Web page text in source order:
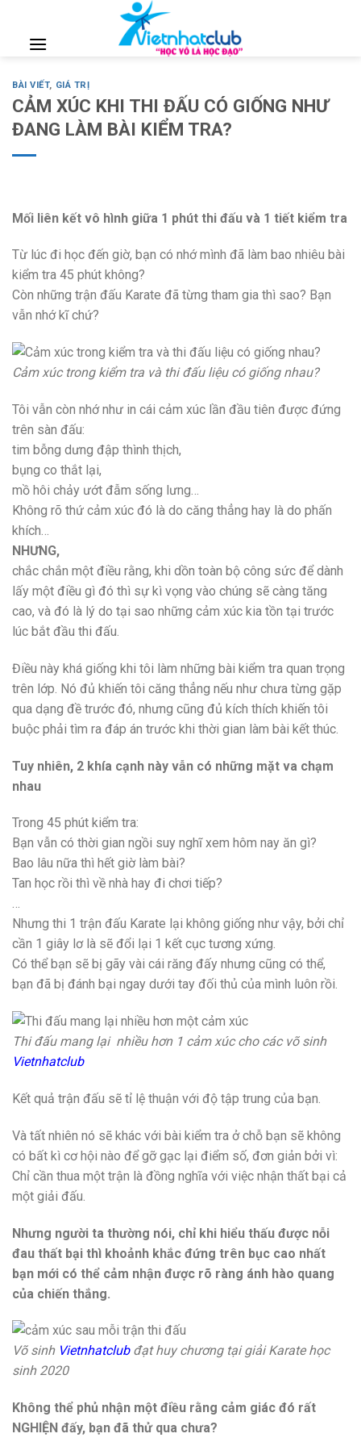
content
BÀI VIẾT, GIÁ TRỊ
CẢM XÚC KHI THI ĐẤU CÓ GIỐNG NHƯ
ĐANG LÀM BÀI KIỂM TRA?
Mối liên kết vô hình giữa 1 phút thi đấu và 1 tiết kiểm tra
Từ lúc đi học đến giờ, bạn có nhớ mình đã làm bao nhiêu bài
kiểm tra 45 phút không?
Còn những trận đấu Karate đã từng tham gia thì sao? Bạn
vẫn nhớ kĩ chứ?
Cảm xúc trong kiểm tra và thi đấu liệu có giống nhau?
Tôi vẫn còn nhớ như in cái cảm xúc lần đầu tiên được đứng
trên sàn đấu:
tim bỗng dưng đập thình thịch,
bụng co thắt lại,
mồ hôi chảy ướt đẫm sống lưng…
Không rõ thứ cảm xúc đó là do căng thẳng hay là do phấn
khích…
NHƯNG,
chắc chắn một điều rằng, khi dồn toàn bộ công sức để dành
lấy một điều gì đó thì sự kì vọng vào chúng sẽ càng tăng
cao, và đó là lý do tại sao những cảm xúc kia tồn tại trước
lúc bắt đầu thi đấu.
Điều này khá giống khi tôi làm những bài kiểm tra quan trọng
trên lớp. Nó đủ khiến tôi căng thẳng nếu như chưa từng gặp
qua dạng đề trước đó, nhưng cũng đủ kích thích khiến tôi
buộc phải tìm ra đáp án trước khi thời gian làm bài kết thúc.
Tuy nhiên, 2 khía cạnh này vẫn có những mặt va chạm
nhau
Trong 45 phút kiểm tra:
Bạn vẫn có thời gian ngồi suy nghĩ xem hôm nay ăn gì?
Bao lâu nữa thì hết giờ làm bài?
Tan học rồi thì về nhà hay đi chơi tiếp?
…
Nhưng thi 1 trận đấu Karate lại không giống như vậy, bởi chỉ
cần 1 giây lơ là sẽ đổi lại 1 kết cục tương xứng.
Có thể bạn sẽ bị gãy vài cái răng đấy nhưng cũng có thể,
bạn đã bị đánh bại ngay dưới tay đối thủ của mình luôn rồi.
Thi đấu mang lại nhiều hơn 1 cảm xúc cho các võ sinh
Vietnhatclub
Kết quả trận đấu sẽ tỉ lệ thuận với độ tập trung của bạn.
Và tất nhiên nó sẽ khác với bài kiểm tra ở chỗ bạn sẽ không
có bất kì cơ hội nào để gỡ gạc lại điểm số, đơn giản bởi vì:
Chỉ cần thua một trận là đồng nghĩa với việc nhận thất bại cả
một giải đấu.
Nhưng người ta thường nói, chỉ khi hiểu thấu được nỗi
đau thất bại thì khoảnh khắc đứng trên bục cao nhất
bạn mới có thể cảm nhận được rõ ràng ánh hào quang
của chiến thắng.
Võ sinhVietnhatclubđạt huy chương tại giải Karate học
sinh 2020
Không thể phủ nhận một điều rằng cảm giác đó rất
NGHIỆN đấy, bạn đã thử qua chưa?